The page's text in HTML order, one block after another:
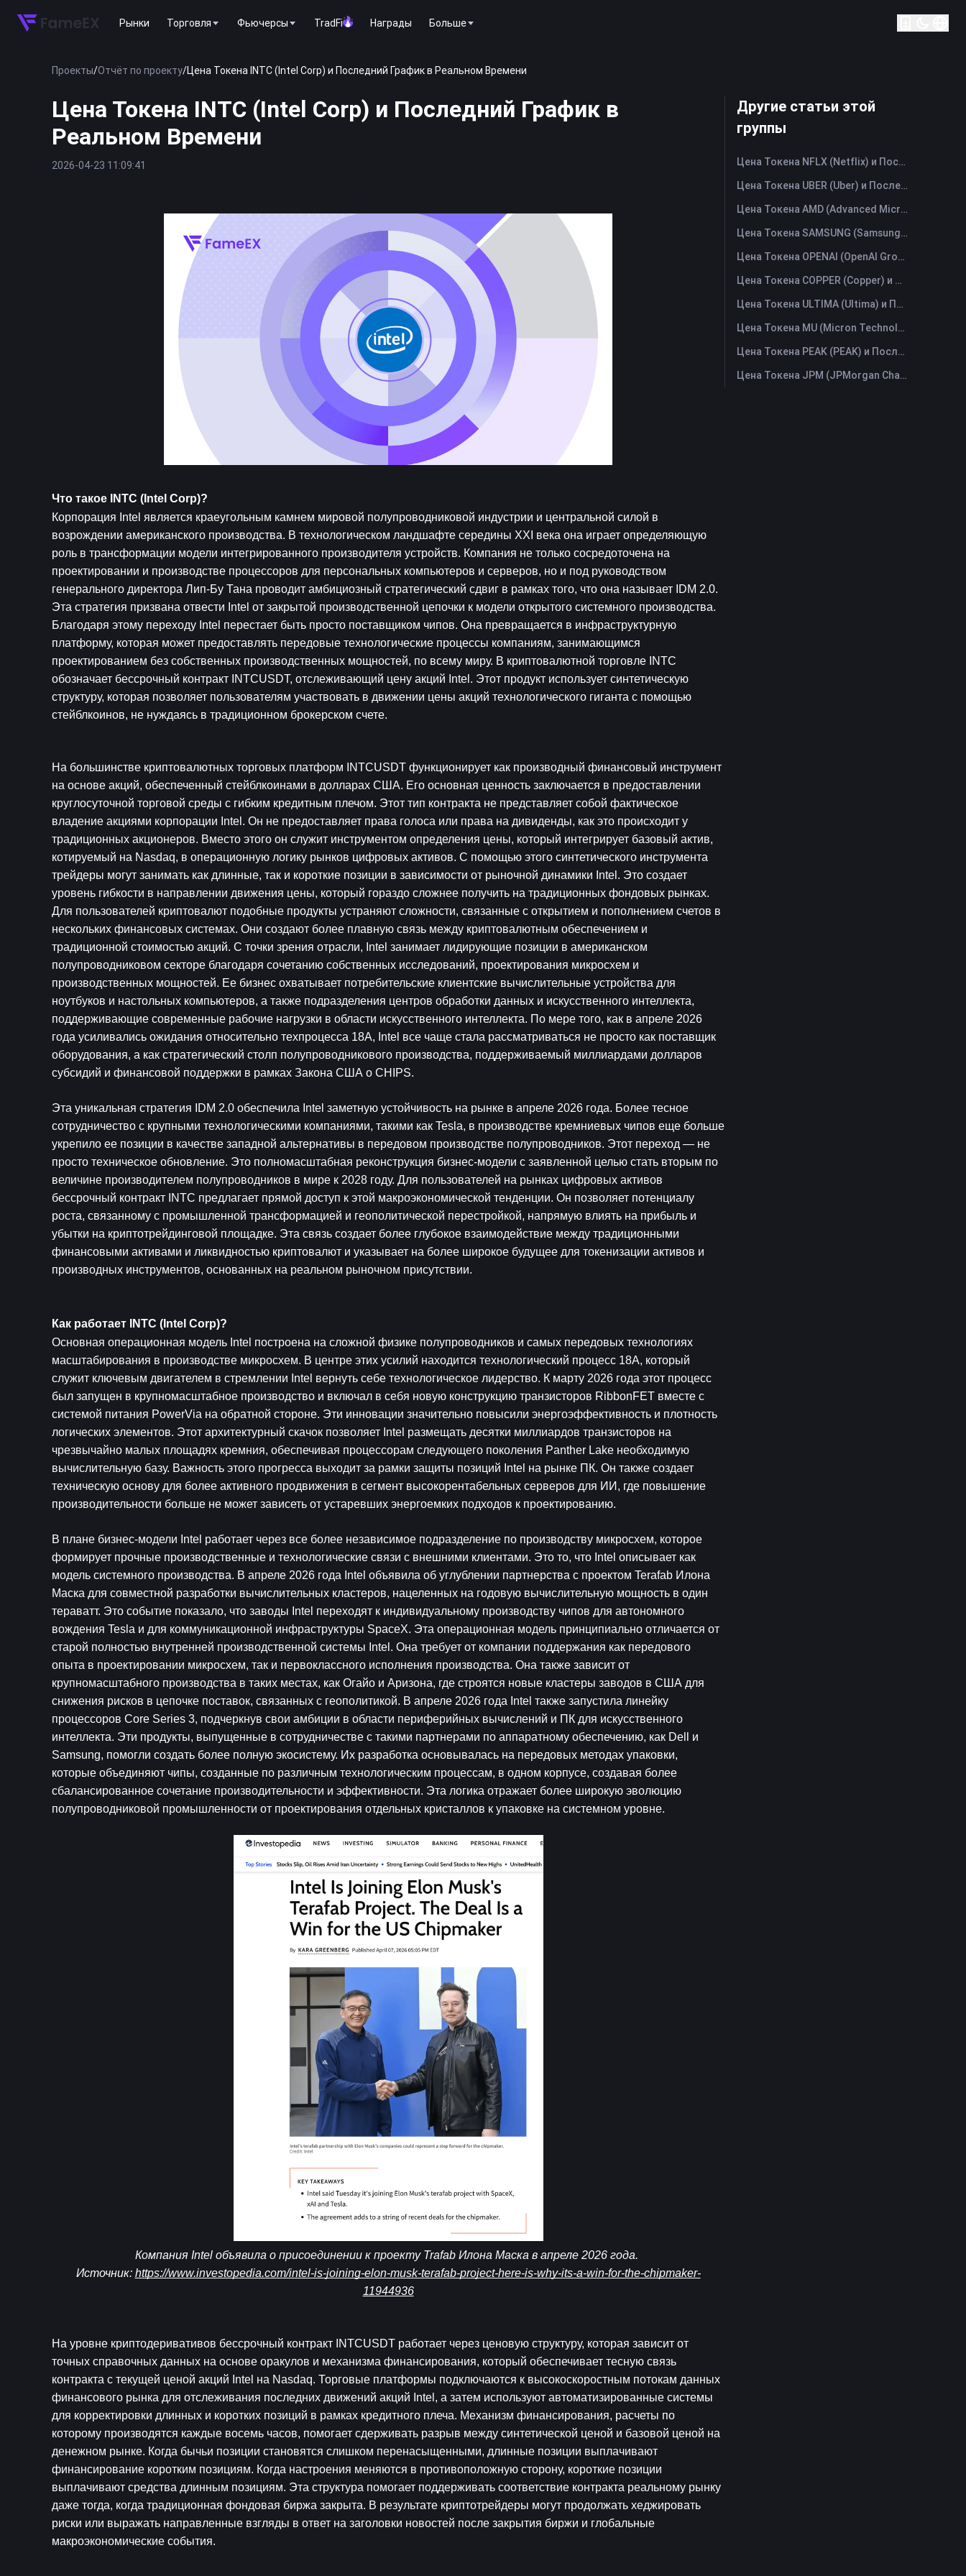
Рынки Торговля Фьючерсы TradFi Награды Больше
Проекты/Отчёт по проекту/Цена Токена INTC (Intel Corp) и Последний График в Реальном Времени
Цена Токена INTC (Intel Corp) и Последний График в
Реальном Времени
2026-04-23 11:09:41
Что такое INTC (Intel Corp)?
Корпорация Intel является краеугольным камнем мировой полупроводниковой индустрии и центральной силой в
возрождении американского производства. В технологическом ландшафте середины XXI века она играет определяющую
роль в трансформации модели интегрированного производителя устройств. Компания не только сосредоточена на
проектировании и производстве процессоров для персональных компьютеров и серверов, но и под руководством
генерального директора Лип-Бу Тана проводит амбициозный стратегический сдвиг в рамках того, что она называет IDM 2.0.
Эта стратегия призвана отвести Intel от закрытой производственной цепочки к модели открытого системного производства.
Благодаря этому переходу Intel перестает быть просто поставщиком чипов. Она превращается в инфраструктурную
платформу, которая может предоставлять передовые технологические процессы компаниям, занимающимся
проектированием без собственных производственных мощностей, по всему миру. В криптовалютной торговле INTC
обозначает бессрочный контракт INTCUSDT, отслеживающий цену акций Intel. Этот продукт использует синтетическую
структуру, которая позволяет пользователям участвовать в движении цены акций технологического гиганта с помощью
стейблкоинов, не нуждаясь в традиционном брокерском счете.
На большинстве криптовалютных торговых платформ INTCUSDT функционирует как производный финансовый инструмент
на основе акций, обеспеченный стейблкоинами в долларах США. Его основная ценность заключается в предоставлении
круглосуточной торговой среды с гибким кредитным плечом. Этот тип контракта не представляет собой фактическое
владение акциями корпорации Intel. Он не предоставляет права голоса или права на дивиденды, как это происходит у
традиционных акционеров. Вместо этого он служит инструментом определения цены, который интегрирует базовый актив,
котируемый на Nasdaq, в операционную логику рынков цифровых активов. С помощью этого синтетического инструмента
трейдеры могут занимать как длинные, так и короткие позиции в зависимости от рыночной динамики Intel. Это создает
уровень гибкости в направлении движения цены, который гораздо сложнее получить на традиционных фондовых рынках.
Для пользователей криптовалют подобные продукты устраняют сложности, связанные с открытием и пополнением счетов в
нескольких финансовых системах. Они создают более плавную связь между криптовалютным обеспечением и
традиционной стоимостью акций. С точки зрения отрасли, Intel занимает лидирующие позиции в американском
полупроводниковом секторе благодаря сочетанию собственных исследований, проектирования микросхем и
производственных мощностей. Ее бизнес охватывает потребительские клиентские вычислительные устройства для
ноутбуков и настольных компьютеров, а также подразделения центров обработки данных и искусственного интеллекта,
поддерживающие современные рабочие нагрузки в области искусственного интеллекта. По мере того, как в апреле 2026
года усиливались ожидания относительно техпроцесса 18A, Intel все чаще стала рассматриваться не просто как поставщик
оборудования, а как стратегический столп полупроводникового производства, поддерживаемый миллиардами долларов
субсидий и финансовой поддержки в рамках Закона США о CHIPS.
Эта уникальная стратегия IDM 2.0 обеспечила Intel заметную устойчивость на рынке в апреле 2026 года. Более тесное
сотрудничество с крупными технологическими компаниями, такими как Tesla, в производстве кремниевых чипов еще больше
укрепило ее позиции в качестве западной альтернативы в передовом производстве полупроводников. Этот переход — не
просто техническое обновление. Это полномасштабная реконструкция бизнес-модели с заявленной целью стать вторым по
величине производителем полупроводников в мире к 2028 году. Для пользователей на рынках цифровых активов
бессрочный контракт INTC предлагает прямой доступ к этой макроэкономической тенденции. Он позволяет потенциалу
роста, связанному с промышленной трансформацией и геополитической перестройкой, напрямую влиять на прибыль и
убытки на криптотрейдинговой площадке. Эта связь создает более глубокое взаимодействие между традиционными
финансовыми активами и ликвидностью криптовалют и указывает на более широкое будущее для токенизации активов и
производных инструментов, основанных на реальном рыночном присутствии.
Как работает INTC (Intel Corp)?
Основная операционная модель Intel построена на сложной физике полупроводников и самых передовых технологиях
масштабирования в производстве микросхем. В центре этих усилий находится технологический процесс 18A, который
служит ключевым двигателем в стремлении Intel вернуть себе технологическое лидерство. К марту 2026 года этот процесс
был запущен в крупномасштабное производство и включал в себя новую конструкцию транзисторов RibbonFET вместе с
системой питания PowerVia на обратной стороне. Эти инновации значительно повысили энергоэффективность и плотность
логических элементов. Этот архитектурный скачок позволяет Intel размещать десятки миллиардов транзисторов на
чрезвычайно малых площадях кремния, обеспечивая процессорам следующего поколения Panther Lake необходимую
вычислительную базу. Важность этого прогресса выходит за рамки защиты позиций Intel на рынке ПК. Он также создает
техническую основу для более активного продвижения в сегмент высокорентабельных серверов для ИИ, где повышение
производительности больше не может зависеть от устаревших энергоемких подходов к проектированию.
В плане бизнес-модели Intel работает через все более независимое подразделение по производству микросхем, которое
формирует прочные производственные и технологические связи с внешними клиентами. Это то, что Intel описывает как
модель системного производства. В апреле 2026 года Intel объявила об углублении партнерства с проектом Terafab Илона
Маска для совместной разработки вычислительных кластеров, нацеленных на годовую вычислительную мощность в один
тераватт. Это событие показало, что заводы Intel переходят к индивидуальному производству чипов для автономного
вождения Tesla и для коммуникационной инфраструктуры SpaceX. Эта операционная модель принципиально отличается от
старой полностью внутренней производственной системы Intel. Она требует от компании поддержания как передового
опыта в проектировании микросхем, так и первоклассного исполнения производства. Она также зависит от
крупномасштабного производства в таких местах, как Огайо и Аризона, где строятся новые кластеры заводов в США для
снижения рисков в цепочке поставок, связанных с геополитикой. В апреле 2026 года Intel также запустила линейку
процессоров Core Series 3, подчеркнув свои амбиции в области периферийных вычислений и ПК для искусственного
интеллекта. Эти продукты, выпущенные в сотрудничестве с такими партнерами по аппаратному обеспечению, как Dell и
Samsung, помогли создать более полную экосистему. Их разработка основывалась на передовых методах упаковки,
которые объединяют чипы, созданные по различным технологическим процессам, в одном корпусе, создавая более
сбалансированное сочетание производительности и эффективности. Эта логика отражает более широкую эволюцию
полупроводниковой промышленности от проектирования отдельных кристаллов к упаковке на системном уровне.
Компания Intel объявила о присоединении к проекту Trafab Илона Маска в апреле 2026 года.
Источник: https://www.investopedia.com/intel-is-joining-elon-musk-terafab-project-here-is-why-its-a-win-for-the-chipmaker-
11944936
На уровне криптодеривативов бессрочный контракт INTCUSDT работает через ценовую структуру, которая зависит от
точных справочных данных на основе оракулов и механизма финансирования, который обеспечивает тесную связь
контракта с текущей ценой акций Intel на Nasdaq. Торговые платформы подключаются к высокоскоростным потокам данных
финансового рынка для отслеживания последних движений акций Intel, а затем используют автоматизированные системы
для корректировки длинных и коротких позиций в рамках кредитного плеча. Механизм финансирования, расчеты по
которому производятся каждые восемь часов, помогает сдерживать разрыв между синтетической ценой и базовой ценой на
денежном рынке. Когда бычьи позиции становятся слишком перенасыщенными, длинные позиции выплачивают
финансирование коротким позициям. Когда настроения меняются в противоположную сторону, короткие позиции
выплачивают средства длинным позициям. Эта структура помогает поддерживать соответствие контракта реальному рынку
даже тогда, когда традиционная фондовая биржа закрыта. В результате криптотрейдеры могут продолжать хеджировать
риски или выражать направленные взгляды в ответ на заголовки новостей после закрытия биржи и глобальные
макроэкономические события.
Другие статьи этой
группы
Цена Токена NFLX (Netflix) и Последний График в Реальном Времени
Цена Токена UBER (Uber) и Последний График в Реальном Времени
Цена Токена AMD (Advanced Micro Devices) и Последний График в Реальном Времени
Цена Токена SAMSUNG (Samsung Electronics Co., Ltd) и Последний График в Реальном Времени
Цена Токена OPENAI (OpenAI Group PBC) и Последний График в Реальном Времени
Цена Токена COPPER (Copper) и Последний График в Реальном Времени
Цена Токена ULTIMA (Ultima) и Последний График в Реальном Времени
Цена Токена MU (Micron Technology) и Последний График в Реальном Времени
Цена Токена PEAK (PEAK) и Последний График в Реальном Времени
Цена Токена JPM (JPMorgan Chase) и Последний График в Реальном Времени